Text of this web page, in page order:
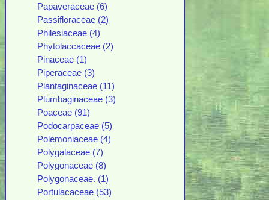
Papaveraceae (6)
Passifloraceae (2)
Philesiaceae (4)
Phytolaccaceae (2)
Pinaceae (1)
Piperaceae (3)
Plantaginaceae (11)
Plumbaginaceae (3)
Poaceae (91)
Podocarpaceae (5)
Polemoniaceae (4)
Polygalaceae (7)
Polygonaceae (8)
Polygonaceae. (1)
Portulacaceae (53)